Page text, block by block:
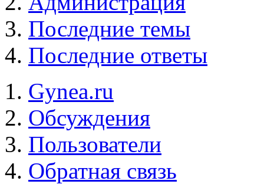
Последние темы
Последние ответы
Gynea.ru
Обсуждения
Пользователи
Обратная связь